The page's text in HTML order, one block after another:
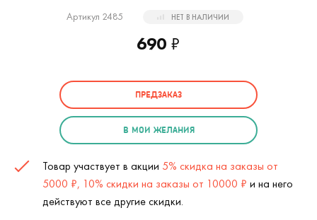
Артикул 2485 НЕТ В НАЛИЧИИ
690 ₽
ПРЕДЗАКАЗ
В МОИ ЖЕЛАНИЯ
Товар участвует в акции 5% скидка на заказы от
5000 ₽, 10% скидки на заказы от 10000 ₽ и на него
действуют все другие скидки.